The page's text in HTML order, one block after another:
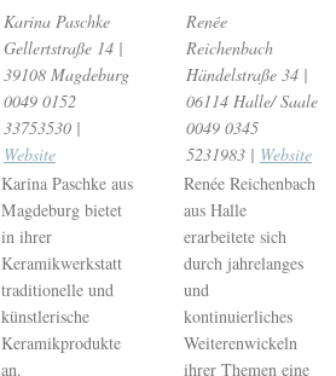
Karina Paschke
Gellertstraße 14 |
39108 Magdeburg
0049 0152
33753530 |
Website
Karina Paschke aus
Magdeburg bietet
in ihrer
Keramikwerkstatt
traditionelle und
künstlerische
Keramikprodukte
an.
Renée
Reichenbach
Händelstraße 34 |
06114 Halle/ Saale
0049 0345
5231983 | Website
Renée Reichenbach
aus Halle
erarbeitete sich
durch jahrelanges
und
kontinuierliches
Weiterenwickeln
ihrer Themen eine